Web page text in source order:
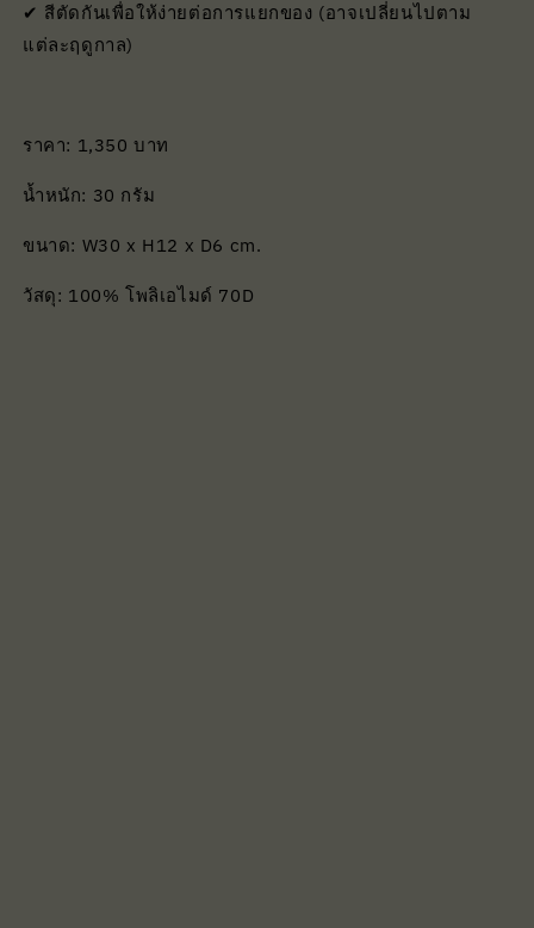
✔ สีตัดกันเพื่อให้ง่ายต่อการแยกของ (อาจเปลี่ยนไปตาม
แต่ละฤดูกาล)
ราคา: 1,350 บาท
น้ำหนัก: 30 กรัม
ขนาด: W30 x H12 x D6 cm.
วัสดุ: 100% โพลิเอไมด์ 70D